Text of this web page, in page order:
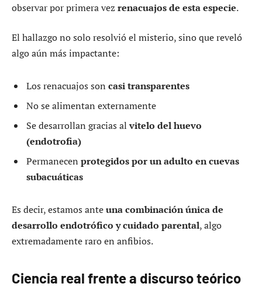
observar por primera vez renacuajos de esta especie.
El hallazgo no solo resolvió el misterio, sino que reveló
algo aún más impactante:
Los renacuajos son casi transparentes
No se alimentan externamente
Se desarrollan gracias alvitelo del huevo
(endotrofia)
Permanecen protegidos por un adulto en cuevas
subacuáticas
Es decir, estamos anteuna combinación única de
desarrollo endotrófico y cuidado parental, algo
extremadamente raro en anfibios.
Ciencia real frente a discurso teórico